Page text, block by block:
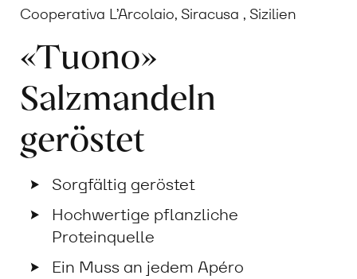
Cooperativa L’Arcolaio, Siracusa , Sizilien
«Tuono»
Salzmandeln
geröstet
Sorgfältig geröstet
Hochwertige pflanzliche
Proteinquelle
Ein Muss an jedem Apéro